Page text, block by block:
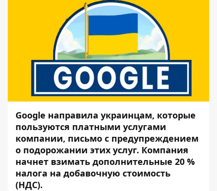
Google направила украинцам, которые
пользуются платными услугами
компании, письмо с предупреждением
о подорожании этих услуг. Компания
начнет взимать дополнительные 20 %
налога на добавочную стоимость
(НДС).